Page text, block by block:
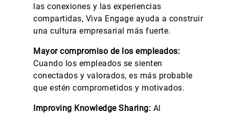
las conexiones y las experiencias
compartidas, Viva Engage ayuda a construir
una cultura empresarial más fuerte.
Mayor compromiso de los empleados:
Cuando los empleados se sienten
conectados y valorados, es más probable
que estén comprometidos y motivados.
Improving Knowledge Sharing: Al